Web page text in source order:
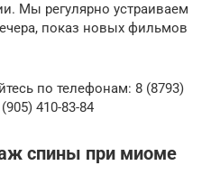
Мы регулярно устраиваем
показ новых фильмов
по телефонам: 8 (8793)
410-83-84
спины при миоме